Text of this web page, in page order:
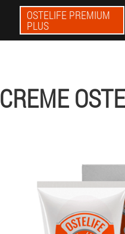
OSTELIFE PREMIUM
PLUS
CREME